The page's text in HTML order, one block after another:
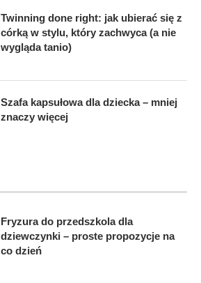
Twinning done right: jak ubierać się z
córką w stylu, który zachwyca (a nie
wygląda tanio)
Szafa kapsułowa dla dziecka – mniej
znaczy więcej
Fryzura do przedszkola dla
dziewczynki – proste propozycje na
co dzień